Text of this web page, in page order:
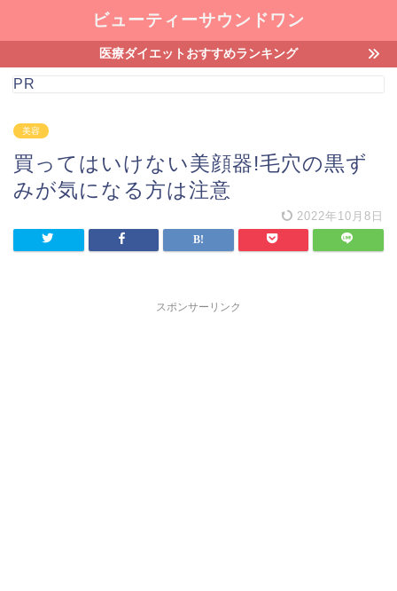
ビューティーサウンドワン
医療ダイエットおすすめランキング
PR
美容
買ってはいけない美顔器!毛穴の黒ず
みが気になる方は注意
2022年10月8日
スポンサーリンク